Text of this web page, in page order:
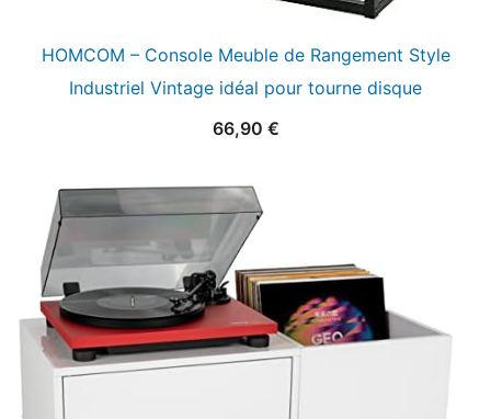
HOMCOM – Console Meuble de Rangement Style
Industriel Vintage idéal pour tourne disque
66,90 €